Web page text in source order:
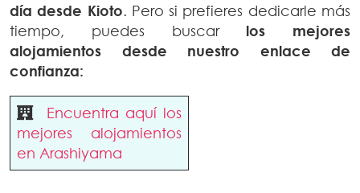
día desde Kioto. Pero si prefieres dedicarle más
tiempo, puedes buscarlos mejores
alojamientos desde nuestro enlace de
confianza:
Encuentra aquí los
mejores alojamientos
en Arashiyama